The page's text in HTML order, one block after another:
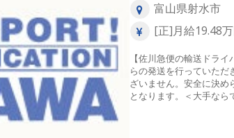
富山県射水市
[正]月給19.48
【佐川急便の輸送ドラ
らの発送を行っていた
ざいません。安全に決め
となります。＜大手なら